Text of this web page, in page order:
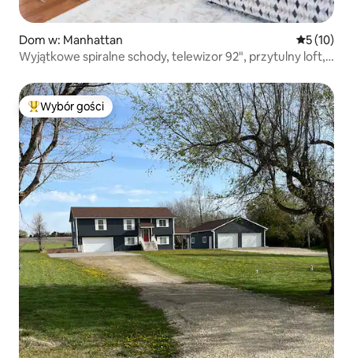
Dom w: Manhattan Średnia
5 (10)
Wyjątkowe spiralne schody, telewizor 92", przytulny loft,
Najpopularniejsze z kategorii Wybór gości
Wybór gości